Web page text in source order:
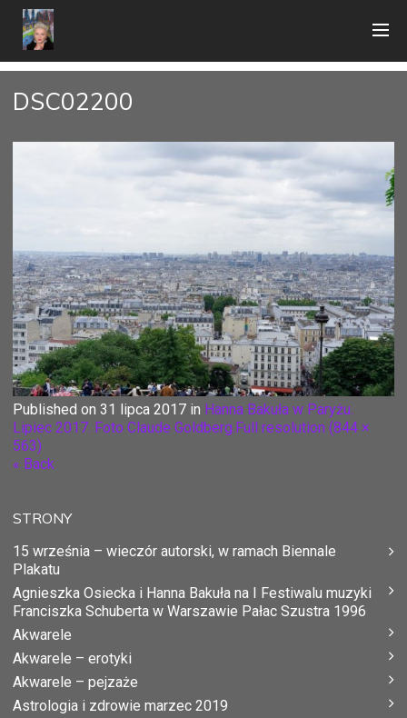
DSC02200
Published on 31 lipca 2017 in Hanna Bakuła w Paryżu.
Lipiec 2017. Foto Claude Goldberg.Full resolution (844 ×
563)
« Back
STRONY
15 września – wieczór autorski, w ramach Biennale
Plakatu
Agnieszka Osiecka i Hanna Bakuła na I Festiwalu muzyki
Franciszka Schuberta w Warszawie Pałac Szustra 1996
Akwarele
Akwarele – erotyki
Akwarele – pejzaże
Astrologia i zdrowie marzec 2019